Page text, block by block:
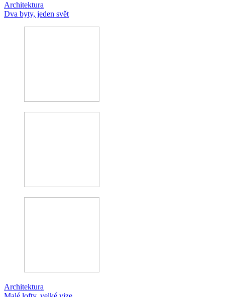
Architektura
Dva byty, jeden svět
Architektura